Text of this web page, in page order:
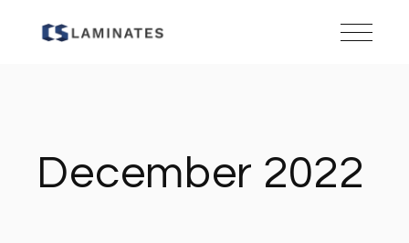
December 2022